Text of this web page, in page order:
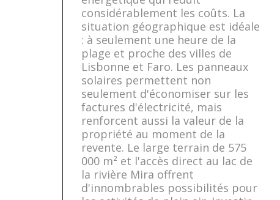
considérablement les coûts. La
situation géographique est idéale
: à seulement une heure de la
plage et proche des villes de
Lisbonne et Faro. Les panneaux
solaires permettent non
seulement d'économiser sur les
factures d'électricité, mais
renforcent aussi la valeur de la
propriété au moment de la
revente. Le large terrain de 575
000 m² et l'accès direct au lac de
la rivière Mira offrent
d'innombrables possibilités pour